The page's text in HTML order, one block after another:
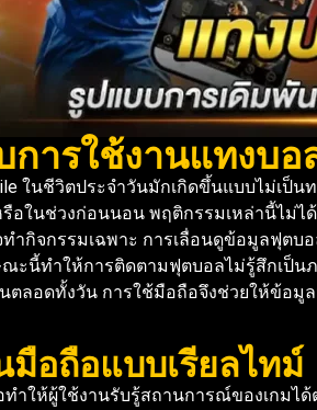
การใช้งานแทงบ
ในชีวิตประจำวันมักเกิดขึ้นแบบไม่เป็
อในช่วงก่อนนอน พฤติกรรมเหล่านี้ไม่
ำกิจกรรมเฉพาะ การเลื่อนดูข้อมูลฟุต
นี้ทำให้การติดตามฟุตบอลไม่รู้สึกเป็น
ลอดทั้งวัน การใช้มือถือจึงช่วยให้ข้อมู
อถือแบบเรียลไทม์
ำให้ผู้ใช้งานรับรู้สถานการณ์ของเกมไ